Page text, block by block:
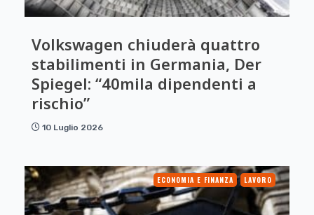
Volkswagen chiuderà quattro
stabilimenti in Germania, Der
Spiegel: “40mila dipendenti a
rischio”
10 Luglio 2026
ECONOMIA E FINANZA LAVORO